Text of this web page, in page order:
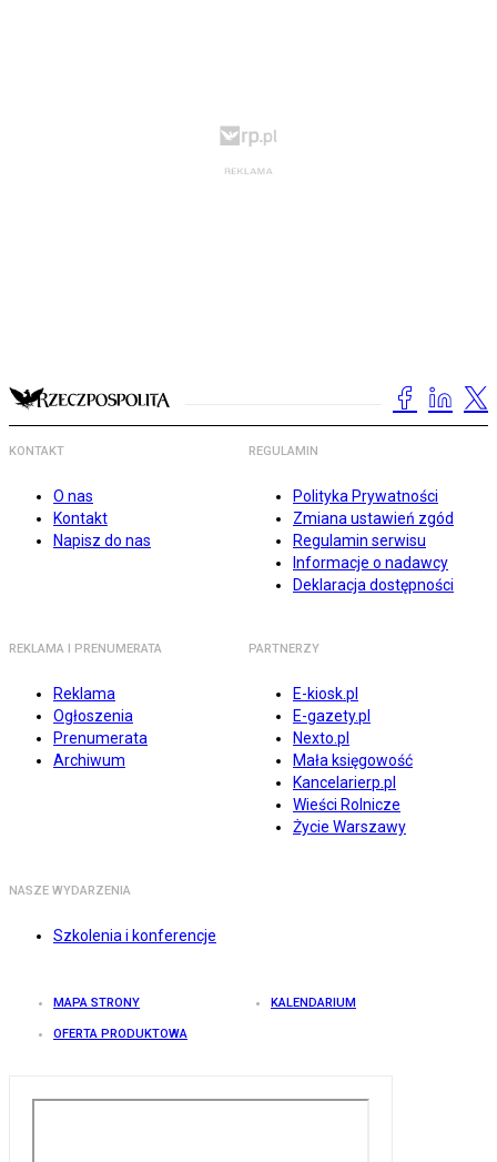
KONTAKT
O nas
Kontakt
Napisz do nas
REGULAMIN
Polityka Prywatności
Zmiana ustawień zgód
Regulamin serwisu
Informacje o nadawcy
Deklaracja dostępności
REKLAMA I PRENUMERATA
Reklama
Ogłoszenia
Prenumerata
Archiwum
PARTNERZY
E-kiosk.pl
E-gazety.pl
Nexto.pl
Mała księgowość
Kancelarierp.pl
Wieści Rolnicze
Życie Warszawy
NASZE WYDARZENIA
Szkolenia i konferencje
MAPA STRONY KALENDARIUM
OFERTA PRODUKTOWA